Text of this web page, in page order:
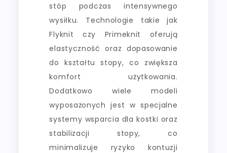
stóp podczas intensywnego
wysiłku. Technologie takie jak
Flyknit czy Primeknit oferują
elastyczność oraz dopasowanie
do kształtu stopy, co zwiększa
komfort użytkowania.
Dodatkowo wiele modeli
wyposażonych jest w specjalne
systemy wsparcia dla kostki oraz
stabilizacji stopy, co
minimalizuje ryzyko kontuzji